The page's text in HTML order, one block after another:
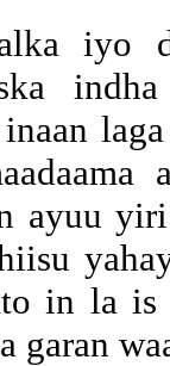
ayuu
in la
garan